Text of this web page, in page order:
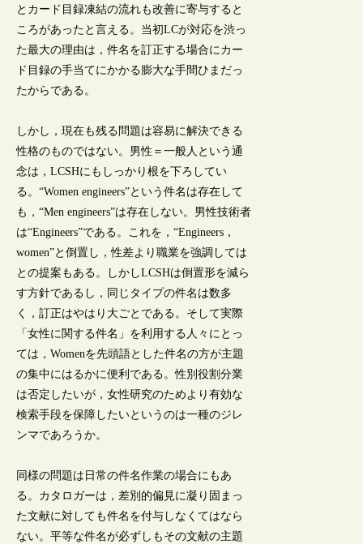
とカード目録凍結の流れも改善に寄与すると
ころがあったと言える。当初LCが対応を渋っ
た最大の理由は，件名を訂正する場合にカー
ド目録の手当てにかかる膨大な手間ひまだっ
たからである。
しかし，現在も残る問題は容易に解決できる
性格のものではない。男性＝一般人という通
念は，LCSHにもしっかり根を下ろしてい
る。“Women engineers”という件名は存在して
も，“Men engineers”は存在しない。男性技術者
は“Engineers”である。これを，“Engineers，
women”と倒置し，性差より職業を強調しては
との提案もある。しかしLCSHは倒置形を減ら
す方針であるし，同じタイプの件名は数多
く，訂正はやはり大ごとである。そして実際
「女性に関する件名」を利用する人々にとっ
ては，Womenを先頭語とした件名の方が主題
の集中にはるかに便利である。性別役割分業
は否定したいが，女性研究のためより有効な
検索手段を保障したいというのは一種のジレ
ンマであろうか。
同様の問題は日常の件名作業の場合にもあ
る。カタロガーは，差別的偏見に凝り固まっ
た文献に対しても件名を付与しなくてはなら
ない。平等な件名が必ずしもその文献の主題